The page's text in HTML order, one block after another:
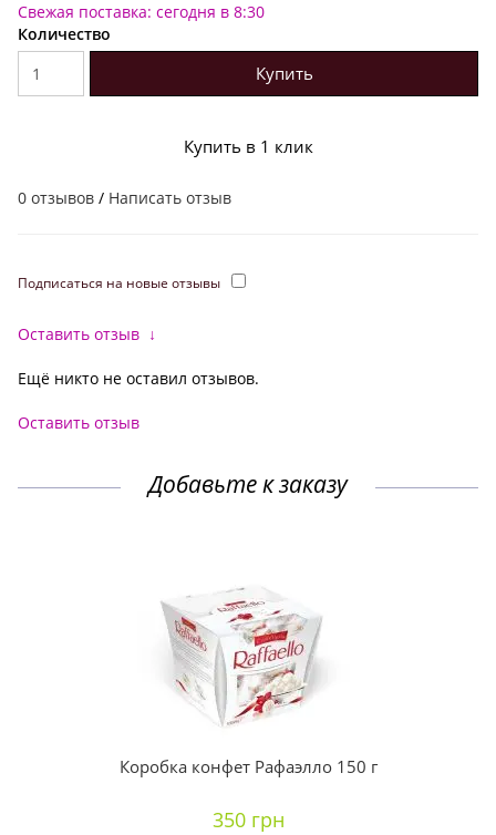
Свежая поставка: сегодня в 8:30
Количество
Купить
Купить в 1 клик
0 отзывов / Написать отзыв
Подписаться на новые отзывы
Оставить отзыв ↓
Ещё никто не оставил отзывов.
Оставить отзыв
Добавьте к заказу
Коробка конфет Рафаэлло 150 г
350 грн